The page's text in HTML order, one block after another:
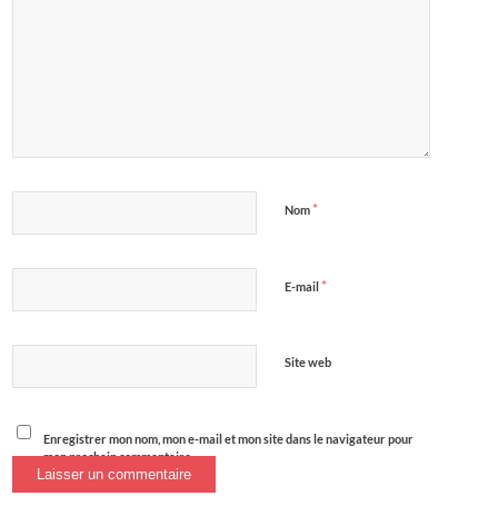
Nom *
E-mail *
Site web
Enregistrer mon nom, mon e-mail et mon site dans le navigateur pour
mon prochain commentaire.